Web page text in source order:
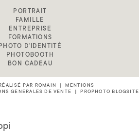
PORTRAIT
FAMILLE
ENTREPRISE
FORMATIONS
PHOTO D'IDENTITÉ
PHOTOBOOTH
BON CADEAU
PAR ROMAIN
MENTIONS
GENERALES DE VENTE PROPHOTO BLOGSITE